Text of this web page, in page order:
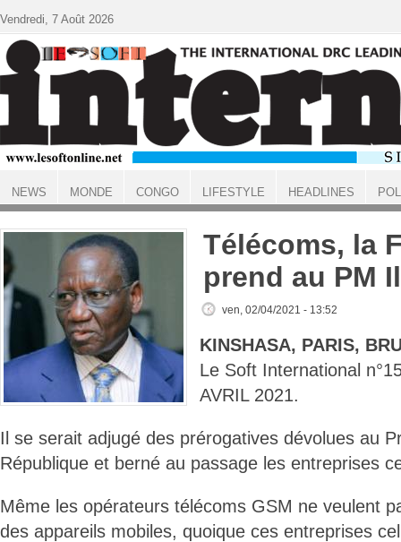
ACCUEIL
Télécoms, la
prend au PM
ven, 02/04/2021 - 13:52
KINSHASA, PARIS,
Le Soft International
AVRIL 2021.
Il se serait adjugé des prérogatives dévolues au
République et berné au passage les entreprises
Même les opérateurs télécoms GSM ne veulent
des appareils mobiles, quoique ces entreprises
Vendredi, 7 Août 2026
NEWS MONDE CONGO LIFESTYLE HEADLINES